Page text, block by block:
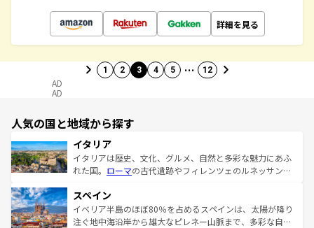
詳細を見る
1 2 3 4 5 … 12
AD
AD
人気の国と地域から探す
イタリア
イタリアは歴史、文化、グルメ、自然と多彩な魅力にあふ
れた国。 ローマの古代遺跡やフィレンツェのルネッサンス
ろん、トスカーナの美しい田園風景やアマルフィ海岸の絶
景など、自然景観も見逃せない。観光の合間には、本場の
ピザやパスタなど、絶品のイタリア料理を堪能することも
スペイン
イベリア半島のほぼ80％を占めるスペインは、太陽が降り
注ぐ地中海沿岸から雄大なピレネー山脈まで、多彩な自然